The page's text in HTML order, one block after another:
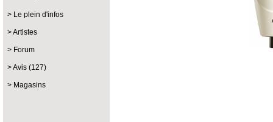
Le plein d'infos
Artistes
Forum
Avis (127)
Magasins